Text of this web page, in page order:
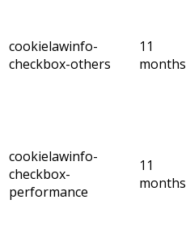
cookielawinfo-
checkbox-others
11
months
cookielawinfo-
checkbox-
performance
11
months